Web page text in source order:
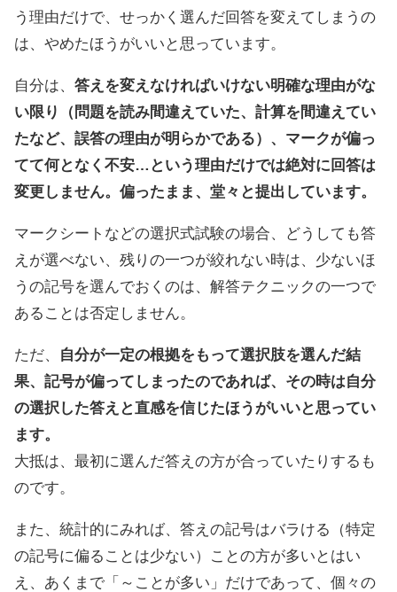
う理由だけで、せっかく選んだ回答を変えてしまうの
は、やめたほうがいいと思っています。
自分は、 答えを変えなければいけない明確な理由がな
い限り（問題を読み間違えていた、計算を間違えてい
たなど、誤答の理由が明らかである）、マークが偏っ
てて何となく不安…という理由だけでは絶対に回答は
変更しません。偏ったまま、堂々と提出しています。
マークシートなどの選択式試験の場合、どうしても答
えが選べない、残りの一つが絞れない時は、少ないほ
うの記号を選んでおくのは、解答テクニックの一つで
あることは否定しません。
ただ、
自分が一定の根拠をもって選択肢を選んだ結
果、記号が偏ってしまったのであれば、その時は自分
の選択した答えと直感を信じたほうがいいと思ってい
ます。
大抵は、最初に選んだ答えの方が合っていたりするも
のです。
また、統計的にみれば、答えの記号はバラける（特定
の記号に偏ることは少ない）ことの方が多いとはい
え、あくまで「～ことが多い」だけであって、個々の